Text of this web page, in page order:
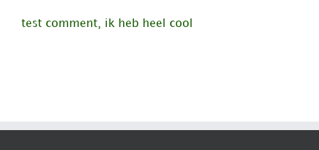
test comment, ik heb heel cool